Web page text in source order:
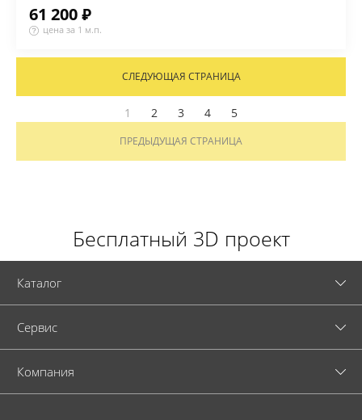
61 200 ₽
цена за 1 м.п.
СЛЕДУЮЩАЯ СТРАНИЦА
1 2 3 4 5
ПРЕДЫДУЩАЯ СТРАНИЦА
Бесплатный 3D проект
Каталог
Cервис
Компания